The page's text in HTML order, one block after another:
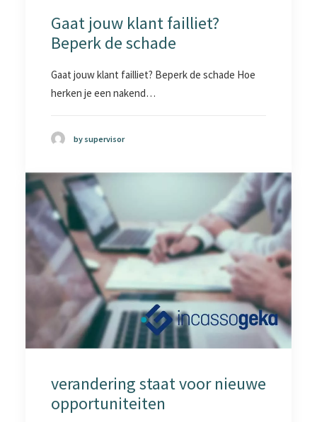
Gaat jouw klant failliet?
Beperk de schade
Gaat jouw klant failliet? Beperk de schade Hoe
herken je een nakend…
by supervisor
verandering staat voor nieuwe
opportuniteiten